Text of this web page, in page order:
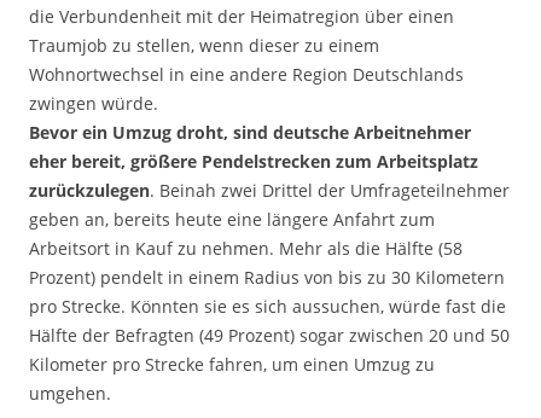
die Verbundenheit mit der Heimatregion über einen
Traumjob zu stellen, wenn dieser zu einem
Wohnortwechsel in eine andere Region Deutschlands
zwingen würde.
Bevor ein Umzug droht, sind deutsche Arbeitnehmer
eher bereit, größere Pendelstrecken zum Arbeitsplatz
zurückzulegen. Beinah zwei Drittel der Umfrageteilnehmer
geben an, bereits heute eine längere Anfahrt zum
Arbeitsort in Kauf zu nehmen. Mehr als die Hälfte (58
Prozent) pendelt in einem Radius von bis zu 30 Kilometern
pro Strecke. Könnten sie es sich aussuchen, würde fast die
Hälfte der Befragten (49 Prozent) sogar zwischen 20 und 50
Kilometer pro Strecke fahren, um einen Umzug zu
umgehen.